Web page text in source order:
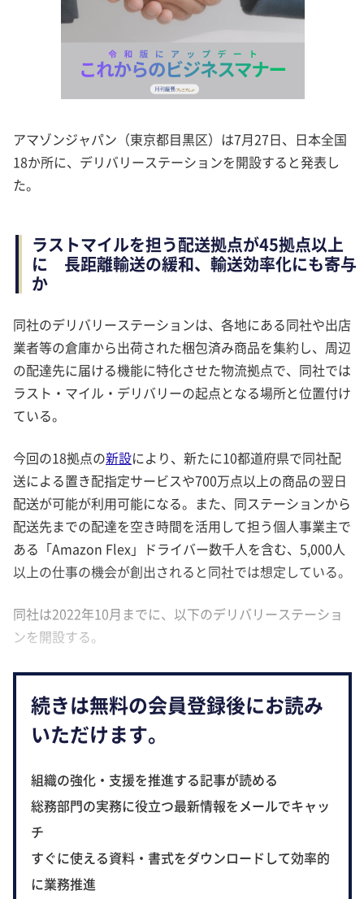
アマゾンジャパン（東京都目黒区）は7月27日、日本全国
18か所に、デリバリーステーションを開設すると発表し
た。
ラストマイルを担う配送拠点が45拠点以上
に 長距離輸送の緩和、輸送効率化にも寄与
か
同社のデリバリーステーションは、各地にある同社や出店
業者等の倉庫から出荷された梱包済み商品を集約し、周辺
の配達先に届ける機能に特化させた物流拠点で、同社では
ラスト・マイル・デリバリーの起点となる場所と位置付け
ている。
今回の18拠点の新設により、新たに10都道府県で同社配
送による置き配指定サービスや700万点以上の商品の翌日
配送が可能が利用可能になる。また、同ステーションから
配送先までの配達を空き時間を活用して担う個人事業主で
ある「Amazon Flex」ドライバー数千人を含む、5,000人
以上の仕事の機会が創出されると同社では想定している。
同社は2022年10月までに、以下のデリバリーステーショ
ンを開設する。
続きは無料の会員登録後にお読み
いただけます。
組織の強化・支援を推進する記事が読める
総務部門の実務に役立つ最新情報をメールでキャッ
チ
すぐに使える資料・書式をダウンロードして効率的
に業務推進